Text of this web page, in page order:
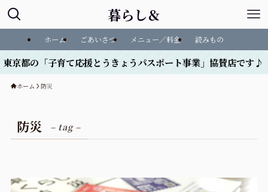
暮らし＆
ホーム ごあいさつ メニュー／料金 読みもの
子育て応援とうきょうパスポート事業」協賛店です♪
ホーム 防災
防災 – tag –